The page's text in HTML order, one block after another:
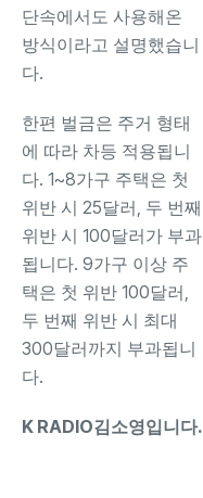
단속에서도 사용해온
방식이라고 설명했습니
다.
한편 벌금은 주거 형태
에 따라 차등 적용됩니
다. 1~8가구 주택은 첫
위반 시 25달러, 두 번째
위반 시 100달러가 부과
됩니다. 9가구 이상 주
택은 첫 위반 100달러,
두 번째 위반 시 최대
300달러까지 부과됩니
다.
K RADIO김소영입니다.